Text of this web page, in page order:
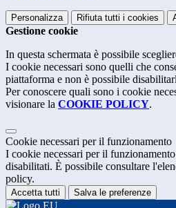
Personalizza Rifiuta tutti i cookies
Gestione cookie
In questa schermata è possibile
I cookie necessari sono quelli che
piattaforma e non è possibile
Per conoscere quali sono i cookie
visionare la COOKIE POLICY.
Cookie necessari per il funzionamento
I cookie necessari per il
disabilitati. È possibile consultare
policy.
Accetta tutti Salva le preferenze